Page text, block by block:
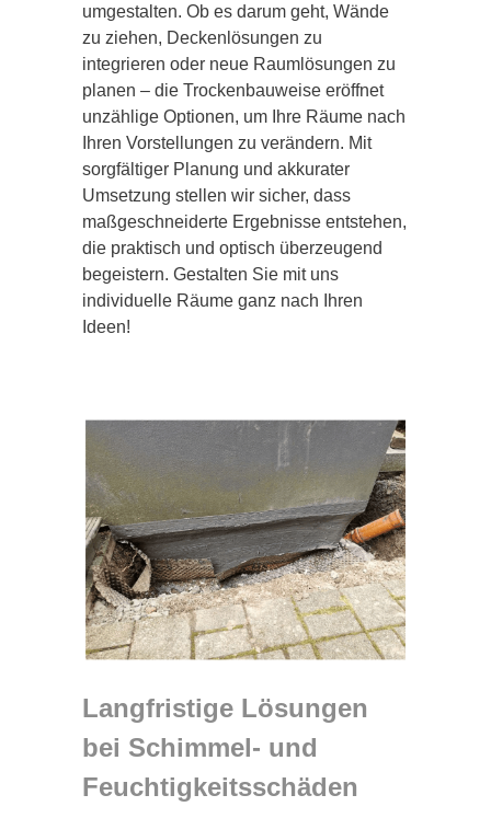
umgestalten. Ob es darum geht, Wände
zu ziehen, Deckenlösungen zu
integrieren oder neue Raumlösungen zu
planen – die Trockenbauweise eröffnet
unzählige Optionen, um Ihre Räume nach
Ihren Vorstellungen zu verändern. Mit
sorgfältiger Planung und akkurater
Umsetzung stellen wir sicher, dass
maßgeschneiderte Ergebnisse entstehen,
die praktisch und optisch überzeugend
begeistern. Gestalten Sie mit uns
individuelle Räume ganz nach Ihren
Ideen!
Langfristige Lösungen
bei Schimmel- und
Feuchtigkeitsschäden